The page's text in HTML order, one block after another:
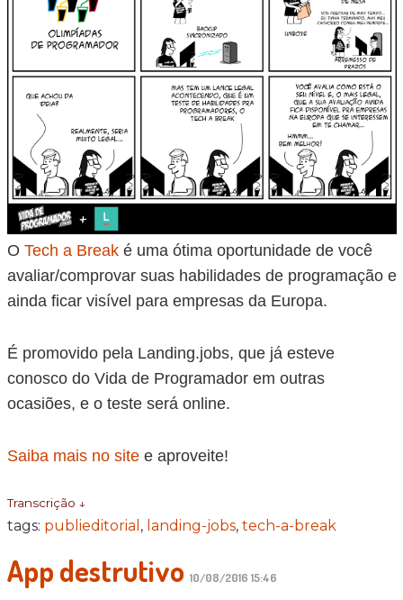
O Tech a Breaké uma ótima oportunidade de você
avaliar/comprovar suas habilidades de programação e
ainda ficar visível para empresas da Europa.
É promovido pela Landing.jobs, que já esteve
conosco do Vida de Programador em outras
ocasiões, e o teste será online.
Saiba mais no sitee aproveite!
Transcrição ↓
tags: publieditorial , landing-jobs, tech-a-break
App destrutivo 10/08/2016 15:46